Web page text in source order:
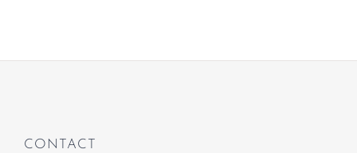
CONTACT